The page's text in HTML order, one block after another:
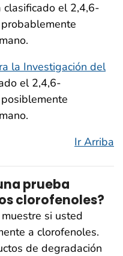
clasificado el 2,4,6-
la Investigación del
el 2,4,6-
Ir Arriba
prueba
clorofenoles?
si usted
a clorofenoles.
de degradación